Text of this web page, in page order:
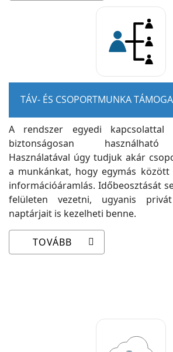
TÁV- ÉS CSOPORTMUNKA
A rendszer egyedi kapcsolattal
biztonságosan használható
Használatával úgy tudjuk akár
a munkánkat, hogy egymás
információáramlás. Időbeosztását
felületen vezetni, ugyanis
naptárjait is kezelheti benne.
TOVÁBB